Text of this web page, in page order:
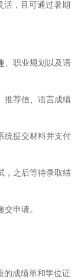
活，且可通过暑期
、职业规划以及语
推荐信、语言成绩
统提交材料并支付
，之后等待录取结
申请。
的成绩单和学位证